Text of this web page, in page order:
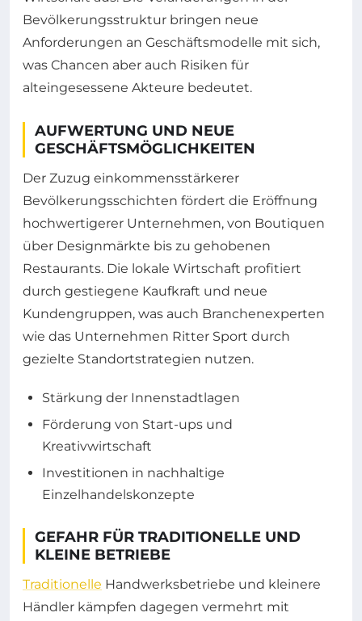
Bevölkerungsstruktur bringen neue
Anforderungen an Geschäftsmodelle mit sich,
was Chancen aber auch Risiken für
alteingesessene Akteure bedeutet.
AUFWERTUNG UND NEUE
GESCHÄFTSMÖGLICHKEITEN
Der Zuzug einkommensstärkerer
Bevölkerungsschichten fördert die Eröffnung
hochwertigerer Unternehmen, von Boutiquen
über Designmärkte bis zu gehobenen
Restaurants. Die lokale Wirtschaft profitiert
durch gestiegene Kaufkraft und neue
Kundengruppen, was auch Branchenexperten
wie das Unternehmen Ritter Sport durch
gezielte Standortstrategien nutzen.
Stärkung der Innenstadtlagen
Förderung von Start-ups und
Kreativwirtschaft
Investitionen in nachhaltige
Einzelhandelskonzepte
GEFAHR FÜR TRADITIONELLE UND
KLEINE BETRIEBE
Traditionelle Handwerksbetriebe und kleinere
Händler kämpfen dagegen vermehrt mit